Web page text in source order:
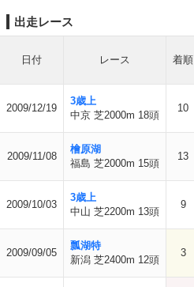
出走レース
日付 レース 着順
2009/12/19
3歳上
中京 芝2000m 18頭
10
2009/11/08
檜原湖
福島 芝2000m 15頭
13
2009/10/03
3歳上
中山 芝2200m 13頭
9
2009/09/05
瓢湖特
新潟 芝2400m 12頭
3